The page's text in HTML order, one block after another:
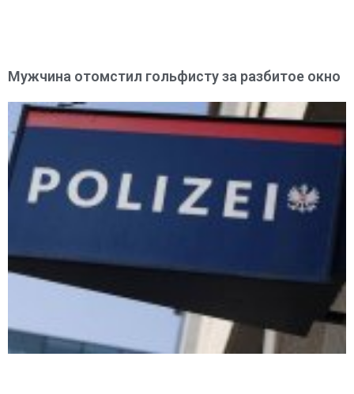
Мужчина отомстил гольфисту за разбитое окно